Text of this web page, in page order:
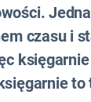
czasu i
to